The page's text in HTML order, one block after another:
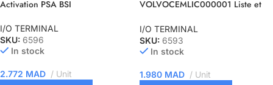
Activation PSA BSI
I/O TERMINAL
SKU: 6596
In stock
2.772 MAD Unit
VOLVOCEMLIC000001 Liste et
d’ACTIVATION
I/O TERMINAL
SKU: 6593
In stock
1.980 MAD Unit